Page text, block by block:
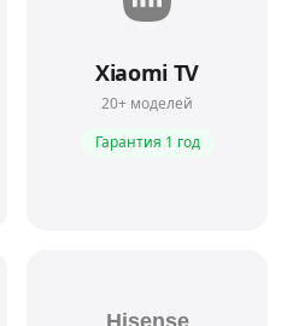
Xiaomi TV
20+ моделей
Гарантия 1 год